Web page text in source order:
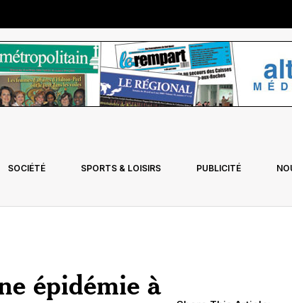
SOCIÉTÉ SPORTS & LOISIRS PUBLICITÉ
épidémie à